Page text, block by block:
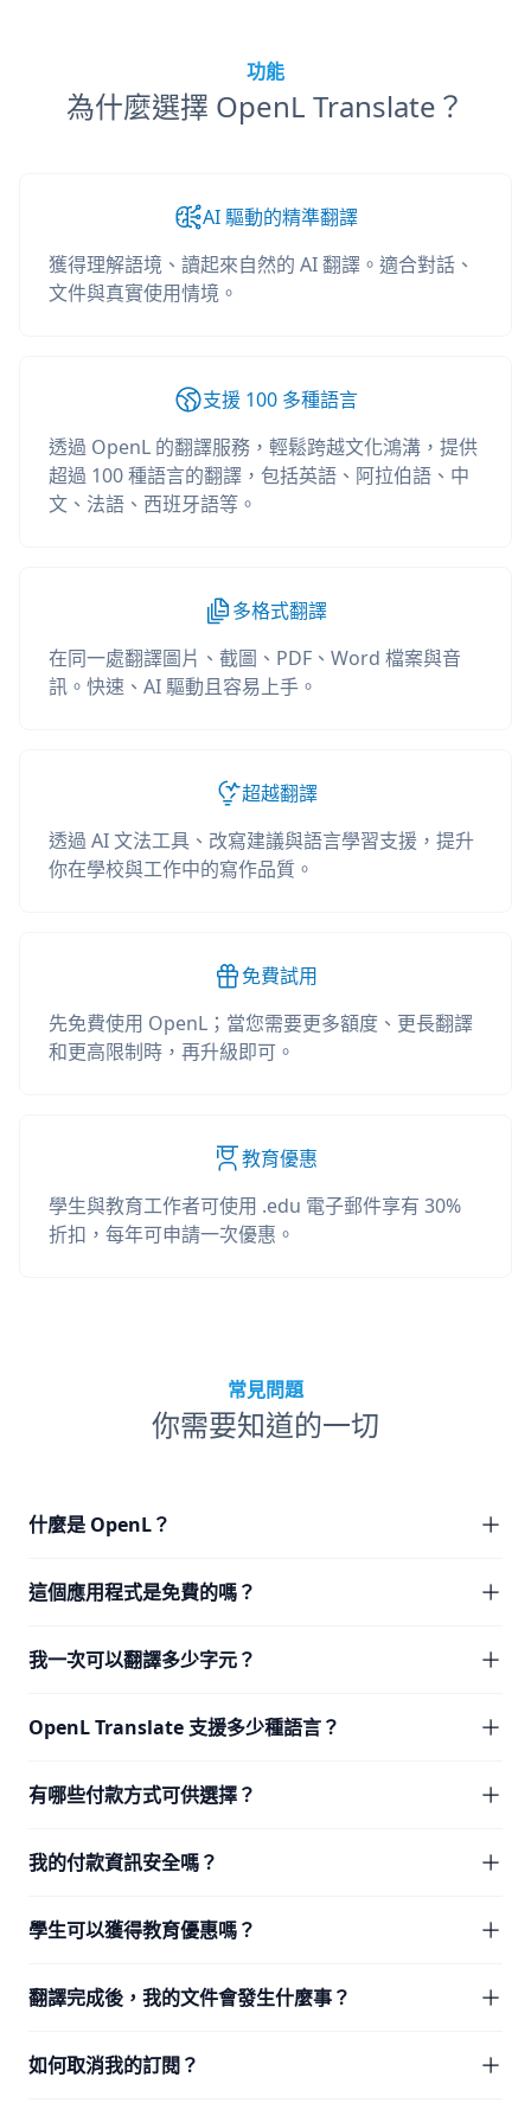
功能
為什麼選擇 OpenL Translate？
AI 驅動的精準翻譯
獲得理解語境、讀起來自然的 AI 翻譯。適合對話、
文件與真實使用情境。
支援 100 多種語言
透過 OpenL 的翻譯服務，輕鬆跨越文化鴻溝，提供
超過 100 種語言的翻譯，包括英語、阿拉伯語、中
文、法語、西班牙語等。
多格式翻譯
在同一處翻譯圖片、截圖、PDF、Word 檔案與音
訊。快速、AI 驅動且容易上手。
超越翻譯
透過 AI 文法工具、改寫建議與語言學習支援，提升
你在學校與工作中的寫作品質。
免費試用
先免費使用 OpenL；當您需要更多額度、更長翻譯
和更高限制時，再升級即可。
教育優惠
學生與教育工作者可使用 .edu 電子郵件享有 30%
折扣，每年可申請一次優惠。
常見問題
你需要知道的一切
什麼是 OpenL？
這個應用程式是免費的嗎？
我一次可以翻譯多少字元？
OpenL Translate 支援多少種語言？
有哪些付款方式可供選擇？
我的付款資訊安全嗎？
學生可以獲得教育優惠嗎？
翻譯完成後，我的文件會發生什麼事？
如何取消我的訂閱？